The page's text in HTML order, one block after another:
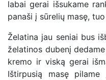
labai gerai išsukame
panaši į sūrelių masę,
Želatina jau seniai bus
želatinos dubenį
kremo ir viską gerai
Ištirpusią masę